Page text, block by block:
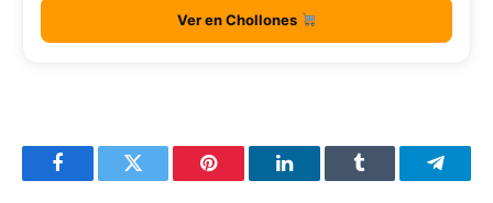
Ver en Chollones
FacebookTwitter Pinterest LinkedInTumblr